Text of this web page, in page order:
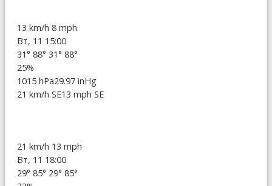
13 km/h 8 mph
Вт, 11 15:00
31° 88° 31° 88°
25%
1015 hPa29.97 inHg
21 km/h SE13 mph SE
21 km/h 13 mph
Вт, 11 18:00
29° 85° 29° 85°